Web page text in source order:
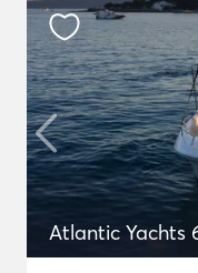
Atlantic Yachts